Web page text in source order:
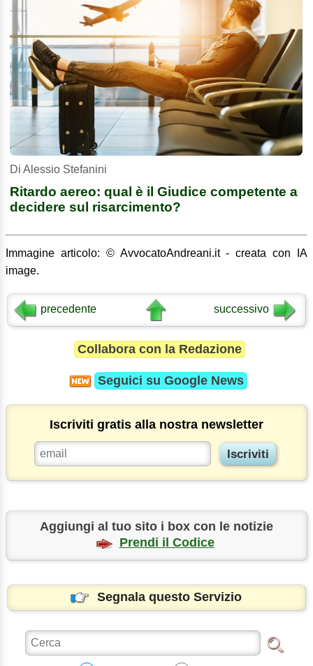
Di Alessio Stefanini
Ritardo aereo: qual è il Giudice competente a
decidere sul risarcimento?
Immagine articolo: © AvvocatoAndreani.it - creata con IA
image.
precedente successivo
Collabora con la Redazione
Seguici su Google News
Iscriviti gratis alla nostra newsletter
Aggiungi al tuo sito i box con le notizie
Prendi il Codice
Segnala questo Servizio